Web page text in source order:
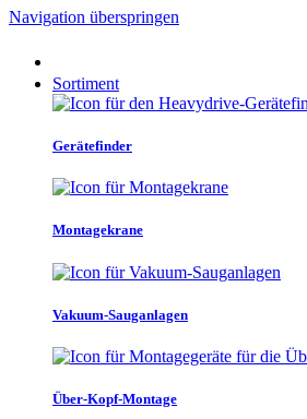
Navigation überspringen
Sortiment
Gerätefinder
Montagekrane
Vakuum-Sauganlagen
Über-Kopf-Montage